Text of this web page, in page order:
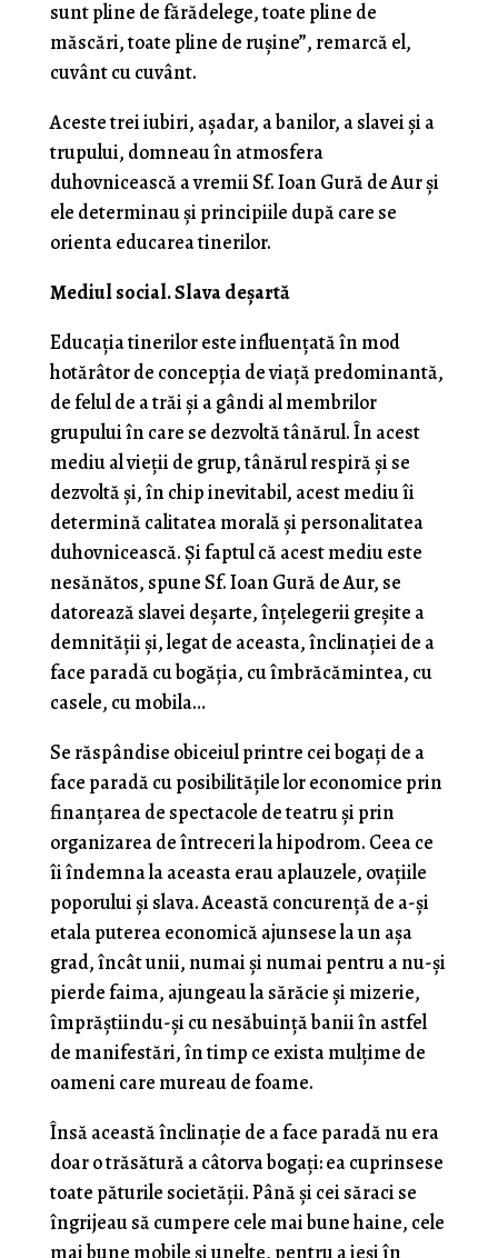
sunt pline de fărădelege, toate pline de
măscări, toate pline de rușine”, remarcă el,
cuvânt cu cuvânt.
Aceste trei iubiri, așadar, a banilor, a slavei și a
trupului, domneau în atmosfera
duhovnicească a vremii Sf. Ioan Gură de Aur și
ele determinau și principiile după care se
orienta educarea tinerilor.
Mediul social. Slava deșartă
Educația tinerilor este influențată în mod
hotărâtor de concepția de viață predominantă,
de felul de a trăi și a gândi al membrilor
grupului în care se dezvoltă tânărul. În acest
mediu al vieții de grup, tânărul respiră și se
dezvoltă și, în chip inevitabil, acest mediu îi
determină calitatea morală şi personalitatea
duhovnicească. Şi faptul că acest mediu este
nesănătos, spune Sf. Ioan Gură de Aur, se
datorează slavei deşarte, înţelegerii greşite a
demnităţii şi, legat de aceasta, încli­naţiei de a
face paradă cu bogăţia, cu îmbrăcămintea, cu
casele, cu mobila…
Se răspândise obiceiul printre cei bogaţi de a
face paradă cu posibilităţile lor economice prin
finanţarea de spectacole de teatru şi prin
organizarea de întreceri la hipodrom. Ceea ce
îi îndemna la aceasta erau aplauzele, ovaţiile
poporu­lui şi slava. Această concurenţă de a-şi
etala puterea economică ajunsese la un aşa
grad, încât unii, numai şi numai pentru a nu-şi
pierde faima, ajungeau la să­răcie şi mizerie,
împrăştiindu-şi cu nesăbuinţă banii în astfel
de manifestări, în timp ce exista mulţime de
oameni care mureau de foame.
Însă această înclinaţie de a face paradă nu era
doar o trăsătură a câtorva bogaţi: ea cuprinsese
toa­te păturile societăţii. Până şi cei săraci se
îngrijeau să cumpere cele mai bune haine, cele
mai bune mobile şi unelte, pentru a ieşi în